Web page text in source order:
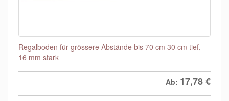
Regalboden für grössere Abstände bis 70 cm 30 cm tief,
16 mm stark
Ab: 17,78€